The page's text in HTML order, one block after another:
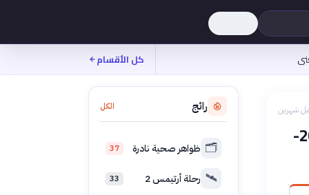
كل الأقسام
شهرين
مشاركة المرأة في القوى العاملة بالدول العربية 2020-
رائج الكل
🗂️ ظواهر صحية نادرة 37
🛰️ رحلة أرتيمس 2 33